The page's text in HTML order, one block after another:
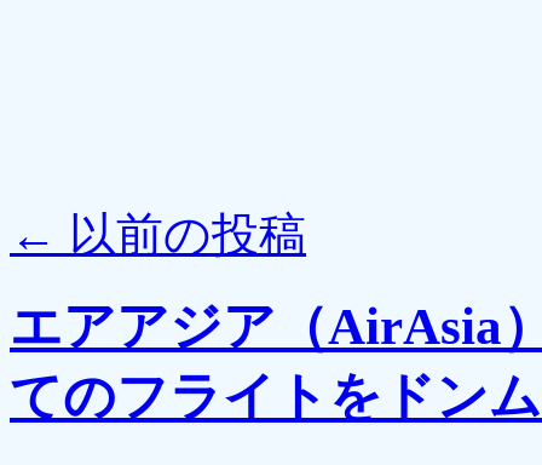
← 以前の投稿
エアアジア（AirAsia
てのフライトをドン